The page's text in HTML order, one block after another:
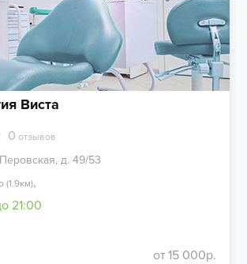
Виста
0 отзывов
д. 49/53
(1.9км),
21:00
от 15 000р.